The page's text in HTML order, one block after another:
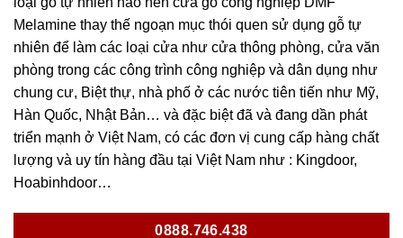
Melamine thay thế ngoạn mục thói quen sử dụng gỗ tự
nhiên để làm các loại cửa như cửa thông phòng, cửa văn
phòng trong các công trình công nghiệp và dân dụng như
chung cư, Biệt thự, nhà phố ở các nước tiên tiến như Mỹ,
Hàn Quốc, Nhật Bản… và đặc biệt đã và đang dần phát
triển mạnh ở Việt Nam, có các đơn vị cung cấp hàng chất
lượng và uy tín hàng đầu tại Việt Nam như : Kingdoor,
Hoabinhdoor…
0888.746.438